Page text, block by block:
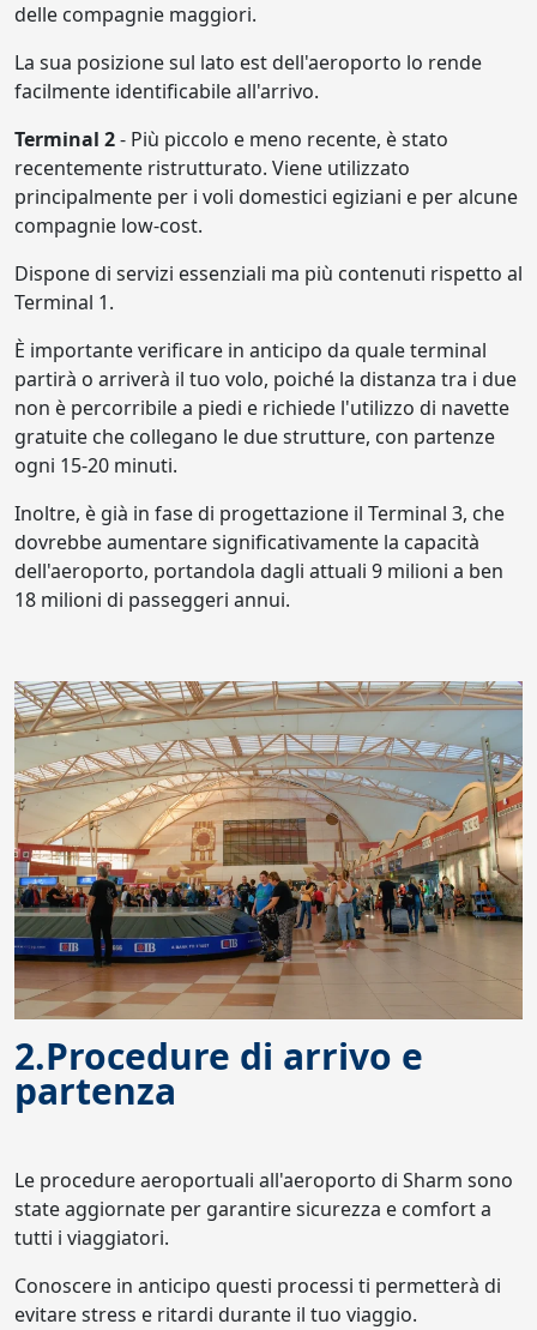
delle compagnie maggiori.
La sua posizione sul lato est dell'aeroporto lo rende
facilmente identificabile all'arrivo.
Terminal 2- Più piccolo e meno recente, è stato
recentemente ristrutturato. Viene utilizzato
principalmente per i voli domestici egiziani e per alcune
compagnie low-cost.
Dispone di servizi essenziali ma più contenuti rispetto al
Terminal 1.
È importante verificare in anticipo da quale terminal
partirà o arriverà il tuo volo, poiché la distanza tra i due
non è percorribile a piedi e richiede l'utilizzo di navette
gratuite che collegano le due strutture, con partenze
ogni 15-20 minuti.
Inoltre, è già in fase di progettazione il Terminal 3, che
dovrebbe aumentare significativamente la capacità
dell'aeroporto, portandola dagli attuali 9 milioni a ben
18 milioni di passeggeri annui.
2.Procedure di arrivo e
partenza
Le procedure aeroportuali all'aeroporto di Sharm sono
state aggiornate per garantire sicurezza e comfort a
tutti i viaggiatori.
Conoscere in anticipo questi processi ti permetterà di
evitare stress e ritardi durante il tuo viaggio.